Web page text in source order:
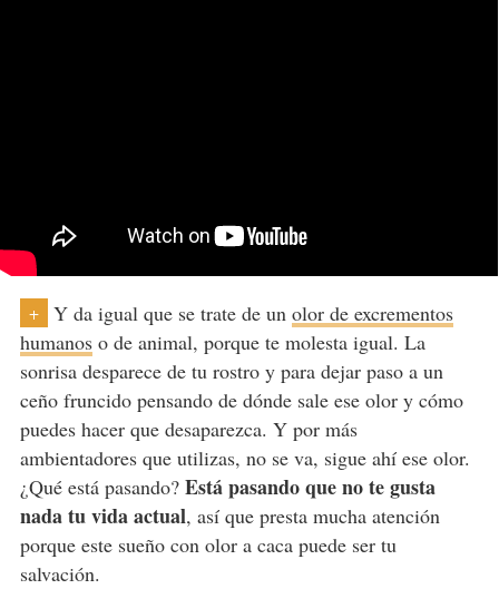
+ Y da igual que se trate de un olor de excrementos
humanoso de animal, porque te molesta igual. La
sonrisa desparece de tu rostro y para dejar paso a un
ceño fruncido pensando de dónde sale ese olor y cómo
puedes hacer que desaparezca. Y por más
ambientadores que utilizas, no se va, sigue ahí ese olor.
¿Qué está pasando? Está pasando que no te gusta
nada tu vida actual, así que presta mucha atención
porque este sueño con olor a caca puede ser tu
salvación.